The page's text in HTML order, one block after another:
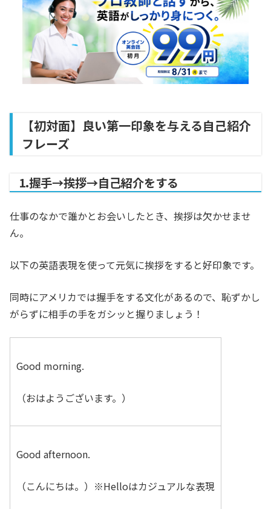
【初対面】良い第一印象を与える自己紹介
フレーズ
1.握手→挨拶→自己紹介をする
仕事のなかで誰かとお会いしたとき、挨拶は欠かせませ
ん。
以下の英語表現を使って元気に挨拶をすると好印象です。
同時にアメリカでは握手をする文化があるので、恥ずかし
がらずに相手の手をガシッと握りましょう！
Good morning.
（おはようございます。）
Good afternoon.
（こんにちは。）※Helloはカジュアルな表現